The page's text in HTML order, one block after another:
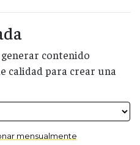
contenido
calidad para crear una
mensualmente